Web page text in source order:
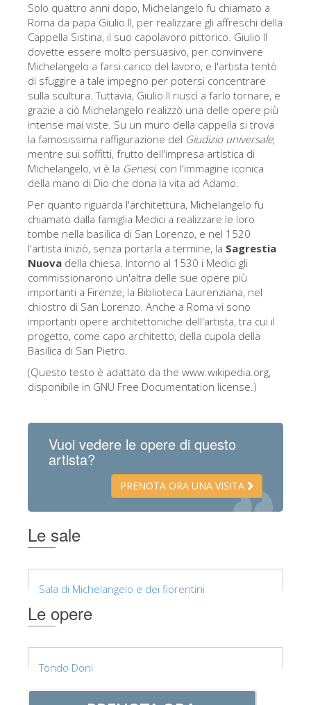
Solo quattro anni dopo, Michelangelo fu chiamato a
Roma da papa Giulio II, per realizzare gli affreschi della
Cappella Sistina, il suo capolavoro pittorico. Giulio II
dovette essere molto persuasivo, per convinvere
Michelangelo a farsi carico del lavoro, e l'artista tentò
di sfuggire a tale impegno per potersi concentrare
sulla scultura. Tuttavia, Giulio II riuscì a farlo tornare, e
grazie a ciò Michelangelo realizzò una delle opere più
intense mai viste. Su un muro della cappella si trova
la famosissima raffigurazione del Giudizio universale,
mentre sui soffitti, frutto dell'impresa artistica di
Michelangelo, vi è la Genesi, con l'immagine iconica
della mano di Dio che dona la vita ad Adamo.
Per quanto riguarda l'architettura, Michelangelo fu
chiamato dalla famiglia Medici a realizzare le loro
tombe nella basilica di San Lorenzo, e nel 1520
l'artista iniziò, senza portarla a termine, la Sagrestia
Nuova della chiesa. Intorno al 1530 i Medici gli
commissionarono un'altra delle sue opere più
importanti a Firenze, la Biblioteca Laurenziana, nel
chiostro di San Lorenzo. Anche a Roma vi sono
importanti opere architettoniche dell'artista, tra cui il
progetto, come capo architetto, della cupola della
Basilica di San Pietro.
(Questo testo è adattato da the www.wikipedia.org,
disponibile in GNU Free Documentation license.)
Vuoi vedere le opere di questo
artista?
PRENOTA ORA UNA VISITA
Le sale
Sala di Michelangelo e dei fiorentini
Le opere
Tondo Doni